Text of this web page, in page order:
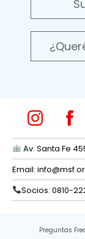
Av. Santa Fe
Email:
Socios: 0810-
Preguntas